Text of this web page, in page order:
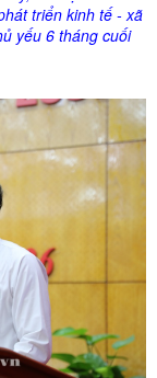
triển kinh tế - xã
yếu 6 tháng cuối